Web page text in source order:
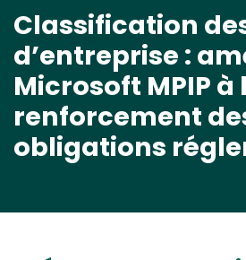
Classification
d’entreprise :
Microsoft MPIP à
renforcement
obligations